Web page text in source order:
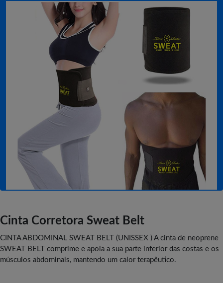
Cinta Corretora Sweat Belt
CINTA ABDOMINAL SWEAT BELT (UNISSEX ) A cinta de neoprene
SWEAT BELT comprime e apoia a sua parte inferior das costas e os
músculos abdominais, mantendo um calor terapêutico.